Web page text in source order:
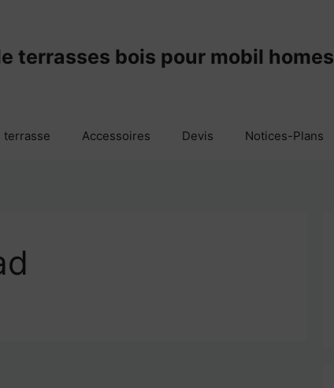
terrasses bois pour mobil homes
terrasse Accessoires Devis Notices-Plans